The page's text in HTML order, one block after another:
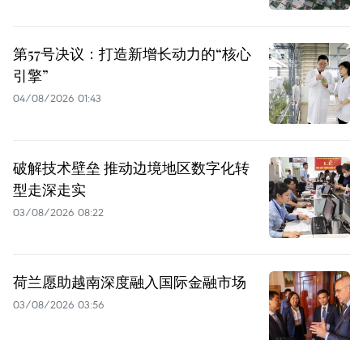
第57号决议：打造新增长动力的“核心
引擎”
04/08/2026 01:43
破解技术壁垒 推动边境地区数字化转
型走深走实
03/08/2026 08:22
荷兰愿助越南深度融入国际金融市场
03/08/2026 03:56